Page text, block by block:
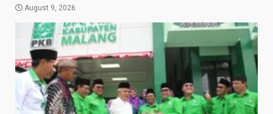
August 9, 2026